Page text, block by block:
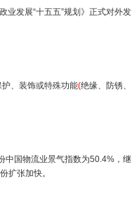
业发展“十五五”规划》正式对外发
、装饰或特殊功能(绝缘、防锈、
中国物流业景气指数为50.4%，继
扩张加快。